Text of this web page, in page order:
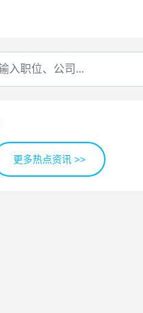
更多热点资讯 >>